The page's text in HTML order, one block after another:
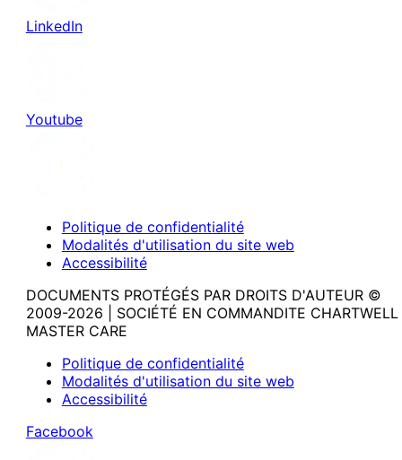
LinkedIn
Youtube
Politique de confidentialité
Modalités d'utilisation du site web
Accessibilité
DOCUMENTS PROTÉGÉS PAR DROITS D'AUTEUR ©
2009-2026 | SOCIÉTÉ EN COMMANDITE CHARTWELL
MASTER CARE
Politique de confidentialité
Modalités d'utilisation du site web
Accessibilité
Facebook